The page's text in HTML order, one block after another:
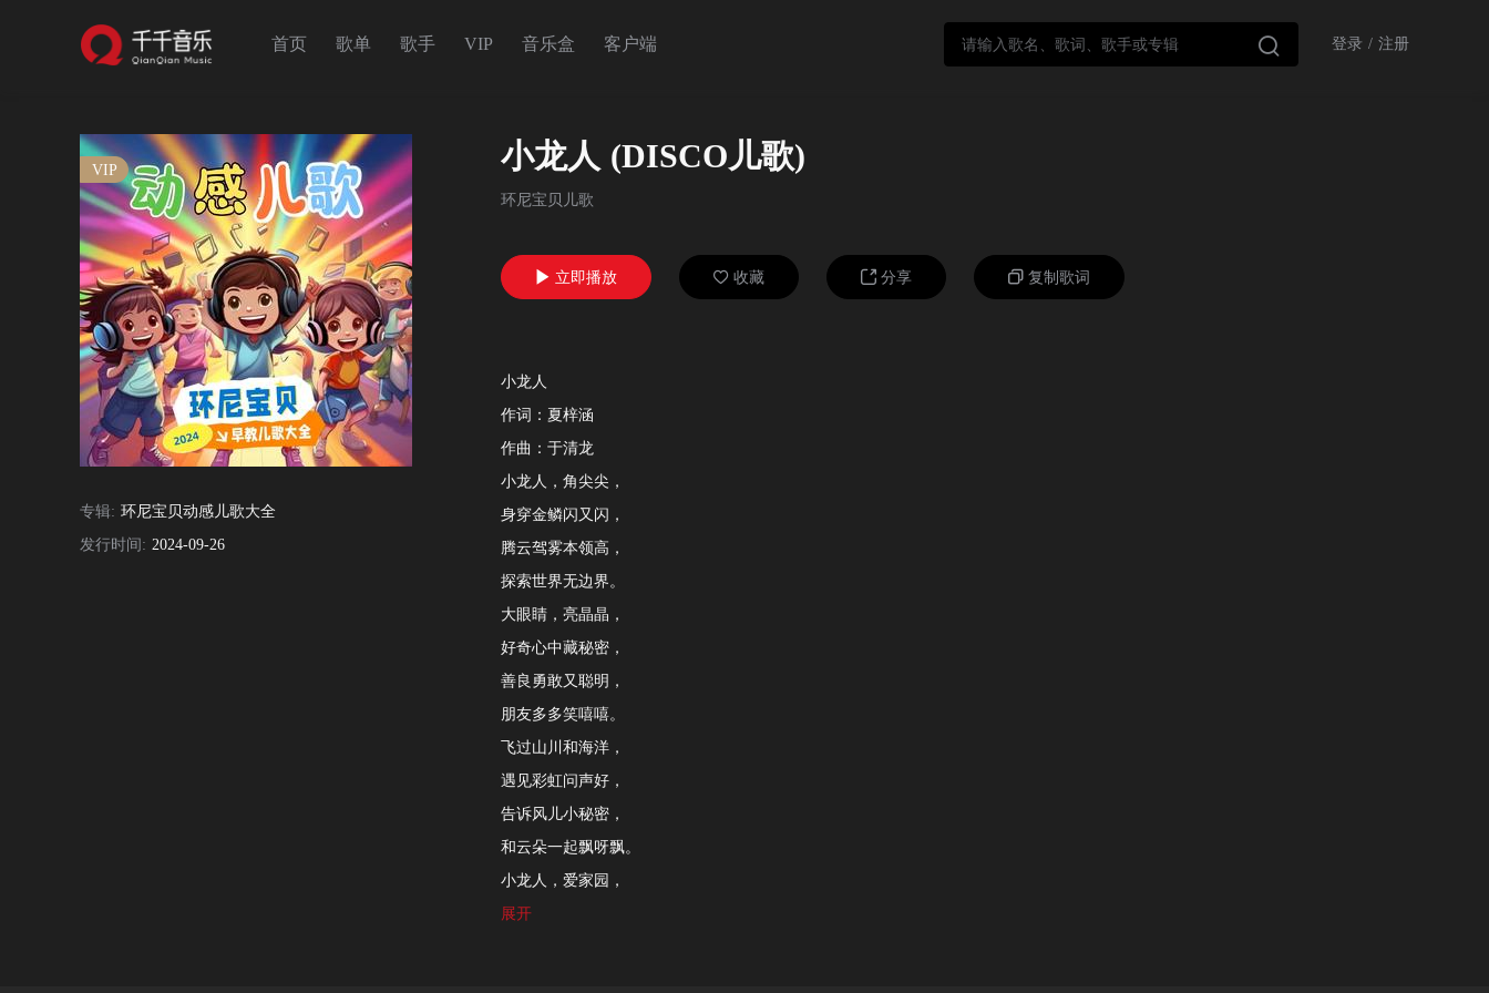
首页 歌单 歌手 VIP 音乐盒 客户端  登录 / 注册
VIP
专辑: 环尼宝贝动感儿歌大全
发行时间: 2024-09-26
小龙人 (DISCO儿歌)
环尼宝贝儿歌
 立即播放  收藏  分享  复制歌词
小龙人
作词：夏梓涵
作曲：于清龙
小龙人，角尖尖，
身穿金鳞闪又闪，
腾云驾雾本领高，
探索世界无边界。
大眼睛，亮晶晶，
好奇心中藏秘密，
善良勇敢又聪明，
朋友多多笑嘻嘻。
飞过山川和海洋，
遇见彩虹问声好，
告诉风儿小秘密，
和云朵一起飘呀飘。
小龙人，爱家园，
守护和平不停歇，
展开